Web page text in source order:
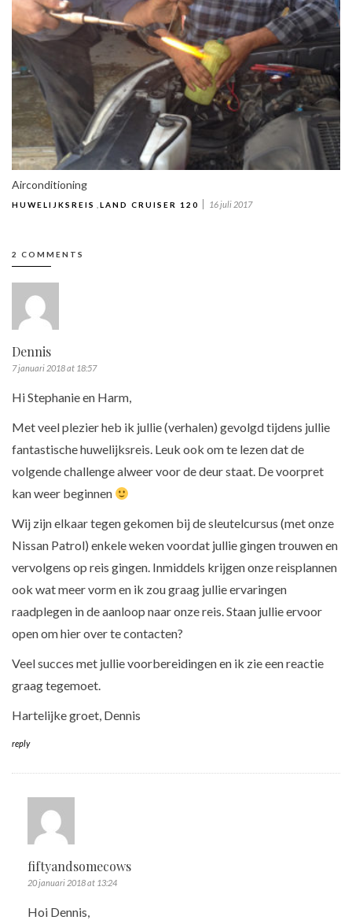
Airconditioning
HUWELIJKSREIS LAND CRUISER 120 16 juli 2017
2 COMMENTS
Dennis
7 januari 2018 at 18:57
Hi Stephanie en Harm,
Met veel plezier heb ik jullie (verhalen) gevolgd tijdens jullie
fantastische huwelijksreis. Leuk ook om te lezen dat de
volgende challenge alweer voor de deur staat. De voorpret
kan weer beginnen
Wij zijn elkaar tegen gekomen bij de sleutelcursus (met onze
Nissan Patrol) enkele weken voordat jullie gingen trouwen en
vervolgens op reis gingen. Inmiddels krijgen onze reisplannen
ook wat meer vorm en ik zou graag jullie ervaringen
raadplegen in de aanloop naar onze reis. Staan jullie ervoor
open om hier over te contacten?
Veel succes met jullie voorbereidingen en ik zie een reactie
graag tegemoet.
Hartelijke groet, Dennis
reply
fiftyandsomecows
20 januari 2018 at 13:24
Hoi Dennis,